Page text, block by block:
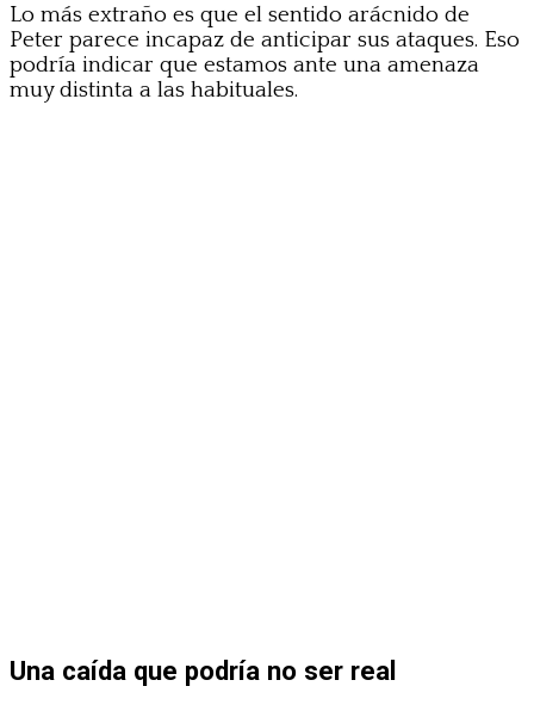
Lo más extraño es que el sentido arácnido de
Peter parece incapaz de anticipar sus ataques. Eso
podría indicar que estamos ante una amenaza
muy distinta a las habituales.
Una caída que podría no ser real